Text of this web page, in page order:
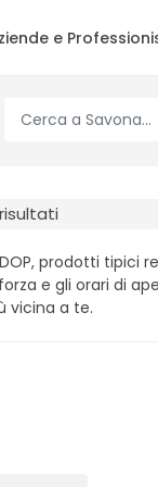
e
risultati
prodotti tipici
e gli orari di
vicina a te.